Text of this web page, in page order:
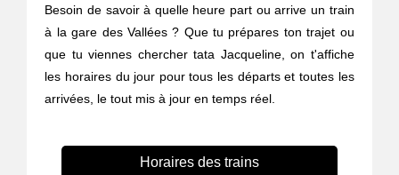
Besoin de savoir à quelle heure part ou arrive un train
à la gare des Vallées ? Que tu prépares ton trajet ou
que tu viennes chercher tata Jacqueline, on t'affiche
les horaires du jour pour tous les départs et toutes les
arrivées, le tout mis à jour en temps réel.
Horaires des trains